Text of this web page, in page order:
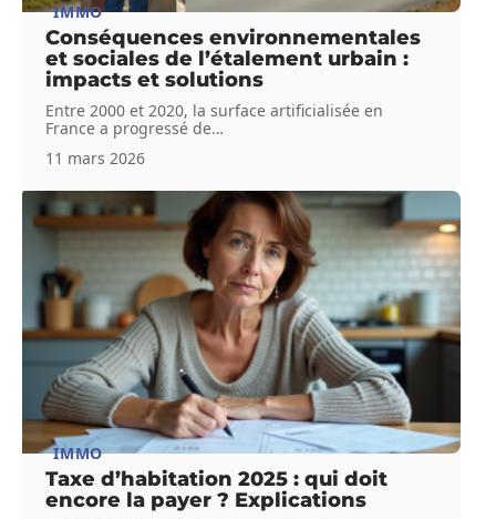
IMMO
Conséquences environnementales
et sociales de l’étalement urbain :
impacts et solutions
Entre 2000 et 2020, la surface artificialisée en
France a progressé de…
11 mars 2026
IMMO
Taxe d’habitation 2025 : qui doit
encore la payer ? Explications